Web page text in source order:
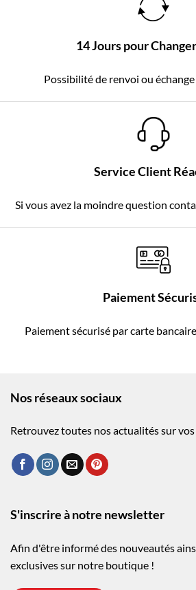
14 Jours pour
Possibilité de renvoi ou échange
Service Client
Si vous avez la moindre question
Paiement
Paiement sécurisé par carte
Nos réseaux sociaux
Retrouvez toutes nos actualités sur
S'inscrire à notre newsletter
Afin d'être informé des nouveautés
exclusives sur notre boutique !